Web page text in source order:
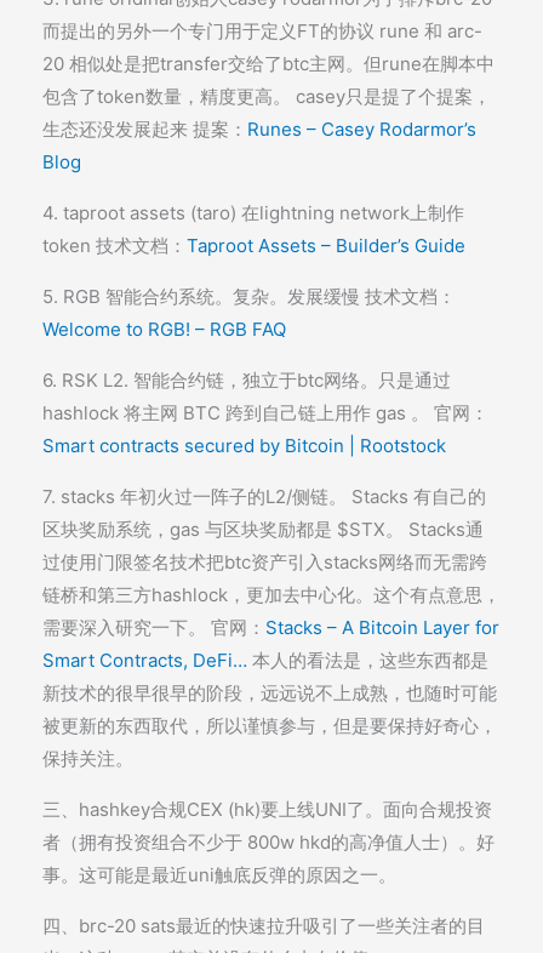
而提出的另外一个专门用于定义FT的协议 rune 和 arc-
20 相似处是把transfer交给了btc主网。但rune在脚本中
包含了token数量，精度更高。 casey只是提了个提案，
生态还没发展起来 提案： Runes – Casey Rodarmor’s
Blog
4. taproot assets (taro) 在lightning network上制作
token 技术文档： Taproot Assets – Builder’s Guide
5. RGB 智能合约系统。复杂。发展缓慢 技术文档：
Welcome to RGB! – RGB FAQ
6. RSK L2. 智能合约链，独立于btc网络。只是通过
hashlock 将主网 BTC 跨到自己链上用作 gas 。 官网：
Smart contracts secured by Bitcoin | Rootstock
7. stacks 年初火过一阵子的L2/侧链。 Stacks 有自己的
区块奖励系统，gas 与区块奖励都是 $STX。 Stacks通
过使用门限签名技术把btc资产引入stacks网络而无需跨
链桥和第三方hashlock，更加去中心化。这个有点意思，
需要深入研究一下。 官网： Stacks – A Bitcoin Layer for
Smart Contracts, DeFi… 本人的看法是，这些东西都是
新技术的很早很早的阶段，远远说不上成熟，也随时可能
被更新的东西取代，所以谨慎参与，但是要保持好奇心，
保持关注。
三、hashkey合规CEX (hk)要上线UNI了。面向合规投资
者（拥有投资组合不少于 800w hkd的高净值人士）。好
事。这可能是最近uni触底反弹的原因之一。
四、brc-20 sats最近的快速拉升吸引了一些关注者的目